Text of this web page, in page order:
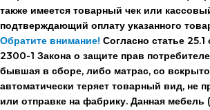
также имеется товарный чек или
подтверждающий оплату указанного
Обратите внимание! Согласно статье
2300-1 Закона о защите прав
бывшая в сборе, либо матрас, со
автоматически теряет товарный вид, не
или отправке на фабрику. Данная мебель